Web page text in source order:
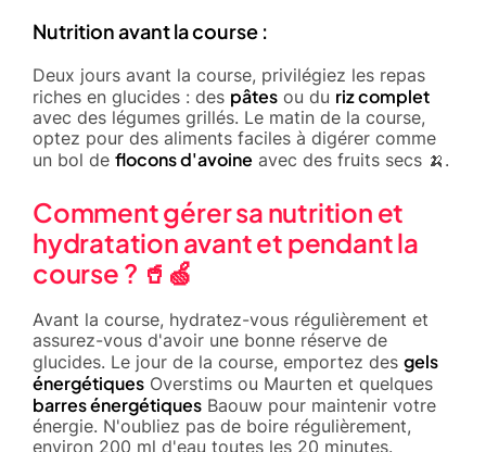
Nutrition avant la course :
Deux jours avant la course, privilégiez les repas
riches en glucides : des pâtes ou du riz complet
avec des légumes grillés. Le matin de la course,
optez pour des aliments faciles à digérer comme
un bol de flocons d'avoine avec des fruits secs 🍌.
Comment gérer sa nutrition et
hydratation avant et pendant la
course ? 🥤🍏
Avant la course, hydratez-vous régulièrement et
assurez-vous d'avoir une bonne réserve de
glucides. Le jour de la course, emportez des gels
énergétiques Overstims ou Maurten et quelques
barres énergétiques Baouw pour maintenir votre
énergie. N'oubliez pas de boire régulièrement,
environ 200 ml d'eau toutes les 20 minutes.